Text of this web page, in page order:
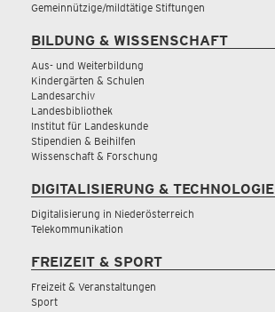
Gemeinnützige/mildtätige Stiftungen
BILDUNG & WISSENSCHAFT
Aus- und Weiterbildung
Kindergärten & Schulen
Landesarchiv
Landesbibliothek
Institut für Landeskunde
Stipendien & Beihilfen
Wissenschaft & Forschung
DIGITALISIERUNG & TECHNOLOGIE
Digitalisierung in Niederösterreich
Telekommunikation
FREIZEIT & SPORT
Freizeit & Veranstaltungen
Sport